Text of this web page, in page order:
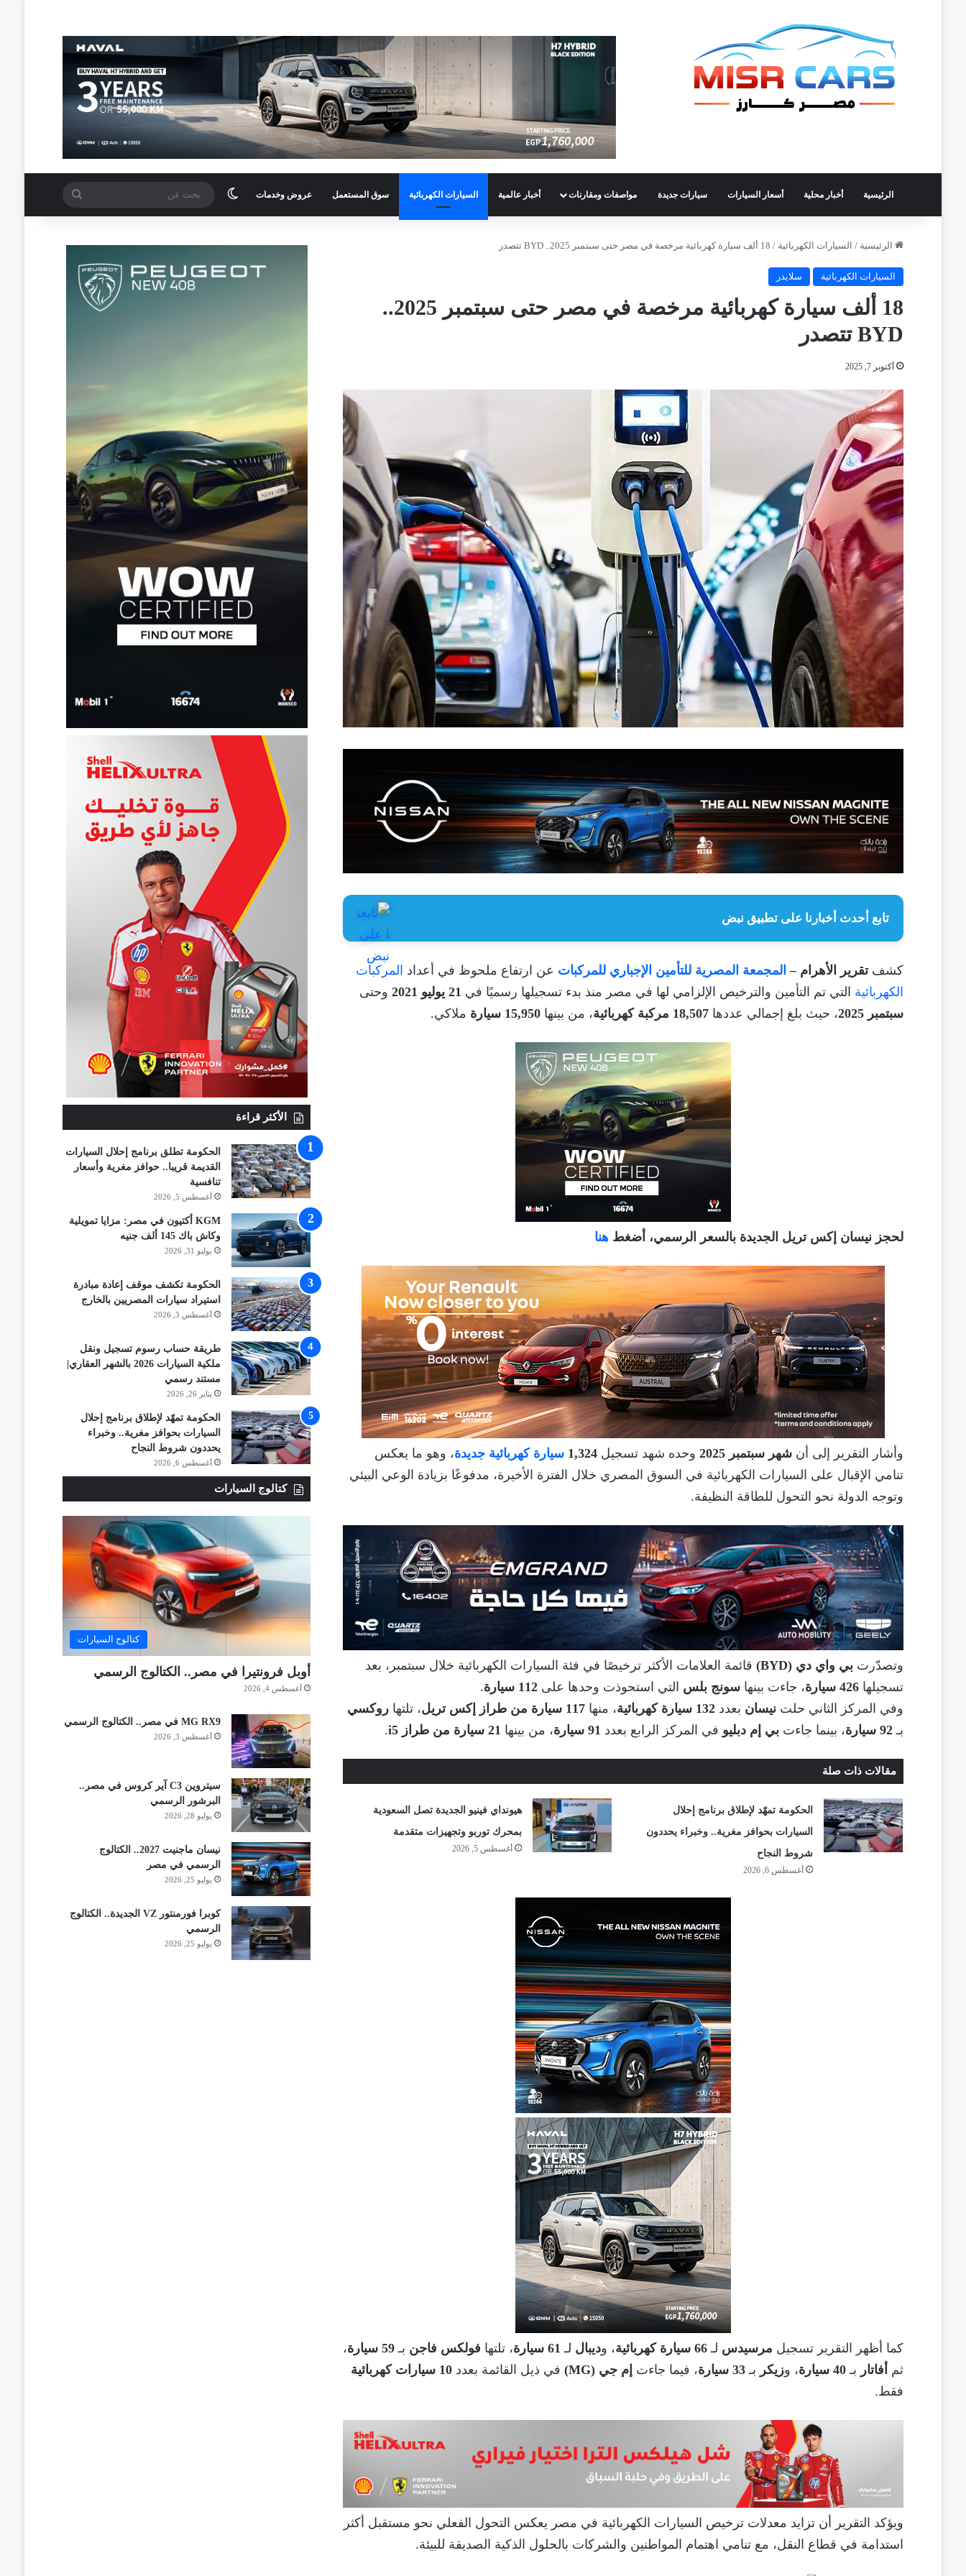
الرئيسية أخبار محلية أسعار السيارات سيارات جديدة مواصفات ومقارنات أخبار عالمية السيارات الكهربائية سوق المستعمل عروض وخدمات الوضع المظلم بحث
عن
الرئيسية / السيارات الكهربائية / 18 ألف سيارة كهربائية مرخصة في مصر حتى سبتمبر 2025.. BYD تتصدر
السيارات الكهربائية سلايدر
18 ألف سيارة كهربائية مرخصة في مصر حتى سبتمبر 2025..
BYD تتصدر
أكتوبر 7, 2025
تابع أحدث أخبارنا على تطبيق نبض
كشفتقرير الأهرام – المجمعة المصرية للتأمين الإجباري للمركبات عن ارتفاع ملحوظ في أعداد المركبات
الكهربائية التي تم التأمين والترخيص الإلزامي لها في مصر منذ بدء تسجيلها رسميًا في 21 يوليو 2021
وحتى
سبتمبر 2025
، حيث بلغ إجمالي عددها 18,507 مركبة كهربائية ، من بينها 15,950 سيارة ملاكي.
لحجز نيسان إكس تريل الجديدة بالسعر الرسمي، أضغط هنا
وأشار التقرير إلى أن شهر سبتمبر 2025 وحده شهد تسجيل 1,324 سيارة كهربائية جديدة، وهو ما يعكس
تنامي الإقبال على السيارات الكهربائية في السوق المصري خلال الفترة الأخيرة، مدفوعًا بزيادة الوعي البيئي
وتوجه الدولة نحو التحول للطاقة النظيفة.
وتصدّرت بي واي دي (BYD)
قائمة العلامات الأكثر ترخيصًا في فئة السيارات الكهربائية خلال سبتمبر، بعد
تسجيلها 426 سيارة ، جاءت بينها سونج بلس التي استحوذت وحدها على 112 سيارة
.
وفي المركز الثاني حلت نيسان بعدد 132 سيارة كهربائية ، منها 117 سيارة من طراز إكس تريل ، تلتها روكسي
بـ 92 سيارة ، بينما جاءت بي إم دبليو في المركز الرابع بعدد 91 سيارة ، من بينها 21 سيارة من طراز i5 .
مقالات ذات صلة
الحكومة تمهّد لإطلاق برنامج إحلال
السيارات بحوافز مغرية.. وخبراء يحددون
شروط النجاح
أغسطس 6, 2026
هيونداي فينيو الجديدة تصل السعودية
بمحرك توربو وتجهيزات متقدمة
أغسطس 5, 2026
كما أظهر التقرير تسجيل مرسيدس لـ 66 سيارة كهربائية ، وديبال لـ 61 سيارة ، تلتها فولكس فاجن بـ 59 سيارة
،
ثم أفاتار بـ 40 سيارة ، وزيكر بـ 33 سيارة ، فيما جاءت إم جي (MG) في ذيل القائمة بعدد 10 سيارات كهربائية
فقط.
ويؤكد التقرير أن تزايد معدلات ترخيص السيارات الكهربائية في مصر يعكس التحول الفعلي نحو مستقبل أكثر
استدامة في قطاع النقل، مع تنامي اهتمام المواطنين والشركات بالحلول الذكية الصديقة للبيئة.
الأكثر قراءة
الحكومة تطلق برنامج إحلال السيارات
القديمة قريبا.. حوافز مغرية وأسعار
تنافسية
أغسطس 5, 2026
KGM أكتيون في مصر: مزايا تمويلية
وكاش باك 145 ألف جنيه
يوليو 31, 2026
الحكومة تكشف موقف إعادة مبادرة
استيراد سيارات المصريين بالخارج
أغسطس 3, 2026
طريقة حساب رسوم تسجيل ونقل
ملكية السيارات 2026 بالشهر العقاري|
مستند رسمي
يناير 26, 2026
الحكومة تمهّد لإطلاق برنامج إحلال
السيارات بحوافز مغرية.. وخبراء
يحددون شروط النجاح
أغسطس 6, 2026
كتالوج السيارات
كتالوج السيارات
أوبل فرونتيرا في مصر.. الكتالوج الرسمي
أغسطس 4, 2026
MG RX9 في مصر.. الكتالوج الرسمي
أغسطس 3, 2026
سيتروين C3 آير كروس في مصر..
البرشور الرسمي
يوليو 28, 2026
نيسان ماجنيت 2027.. الكتالوج
الرسمي في مصر
يوليو 25, 2026
كوبرا فورمنتور VZ الجديدة.. الكتالوج
الرسمي
يوليو 25, 2026